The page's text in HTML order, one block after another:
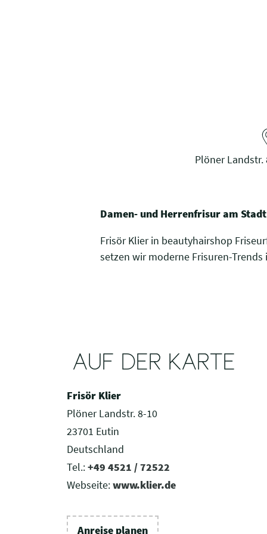
Plöner Landstr.
Damen- und Herrenfrisur am
Frisör Klier in beautyhairshop
setzen wir moderne Frisuren-
AUF DER KARTE
Frisör Klier
Plöner Landstr. 8-10
23701 Eutin
Deutschland
Tel.:+49 4521 / 72522
Webseite:www.klier.de
Anreise planen